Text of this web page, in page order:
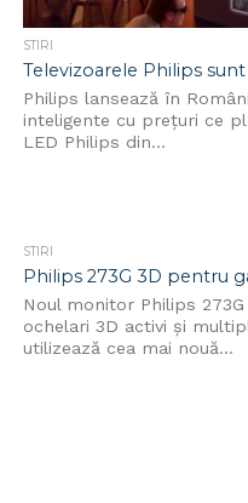
STIRI
Televizoarele Philips
Philips lansează în
inteligente cu prețuri ce
LED Philips din...
STIRI
Philips 273G 3D pentru
Noul monitor Philips
ochelari 3D activi şi
utilizează cea mai nouă...